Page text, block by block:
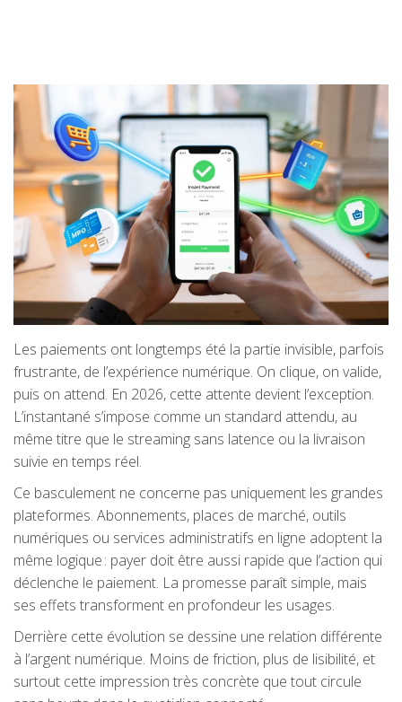
Les paiements ont longtemps été la partie invisible, parfois
frustrante, de l’expérience numérique. On clique, on valide,
puis on attend. En 2026, cette attente devient l’exception.
L’instantané s’impose comme un standard attendu, au
même titre que le streaming sans latence ou la livraison
suivie en temps réel.
Ce basculement ne concerne pas uniquement les grandes
plateformes. Abonnements, places de marché, outils
numériques ou services administratifs en ligne adoptent la
même logique : payer doit être aussi rapide que l’action qui
déclenche le paiement. La promesse paraît simple, mais
ses effets transforment en profondeur les usages.
Derrière cette évolution se dessine une relation différente
à l’argent numérique. Moins de friction, plus de lisibilité, et
surtout cette impression très concrète que tout circule